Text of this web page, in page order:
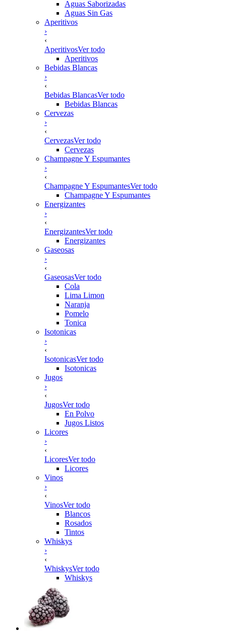
Aguas Saborizadas
Aguas Sin Gas
Aperitivos
›
‹
AperitivosVer todo
Aperitivos
Bebidas Blancas
›
‹
Bebidas BlancasVer todo
Bebidas Blancas
Cervezas
›
‹
CervezasVer todo
Cervezas
Champagne Y Espumantes
›
‹
Champagne Y EspumantesVer todo
Champagne Y Espumantes
Energizantes
›
‹
EnergizantesVer todo
Energizantes
Gaseosas
›
‹
GaseosasVer todo
Cola
Lima Limon
Naranja
Pomelo
Tonica
Isotonicas
›
‹
IsotonicasVer todo
Isotonicas
Jugos
›
‹
JugosVer todo
En Polvo
Jugos Listos
Licores
›
‹
LicoresVer todo
Licores
Vinos
›
‹
VinosVer todo
Blancos
Rosados
Tintos
Whiskys
›
‹
WhiskysVer todo
Whiskys